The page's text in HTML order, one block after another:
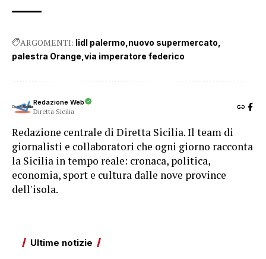
ARGOMENTI: lidl palermo nuovo supermercato
palestra Orange via imperatore federico
Redazione Web
Diretta Sicilia
Redazione centrale di Diretta Sicilia. Il team di
giornalisti e collaboratori che ogni giorno racconta
la Sicilia in tempo reale: cronaca, politica,
economia, sport e cultura dalle nove province
dell'isola.
Ultime notizie